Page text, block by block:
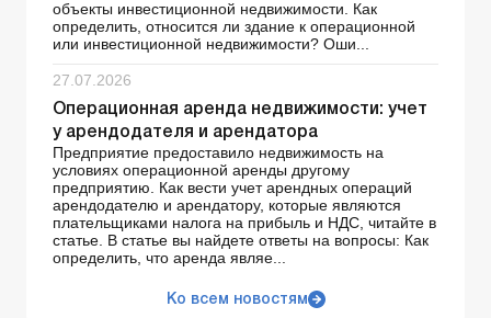
объекты инвестиционной недвижимости. Как
определить, относится ли здание к операционной
или инвестиционной недвижимости? Оши...
27.07.2026
Операционная аренда недвижимости: учет
у арендодателя и арендатора
Предприятие предоставило недвижимость на
условиях операционной аренды другому
предприятию. Как вести учет арендных операций
арендодателю и арендатору, которые являются
плательщиками налога на прибыль и НДС, читайте в
статье. В статье вы найдете ответы на вопросы: Как
определить, что аренда являе...
Ко всем новостям